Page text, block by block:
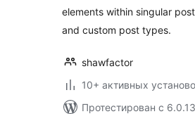
elements within singular
and custom post types.
shawfactor
10+ активных
Протестирован с 6.0.13